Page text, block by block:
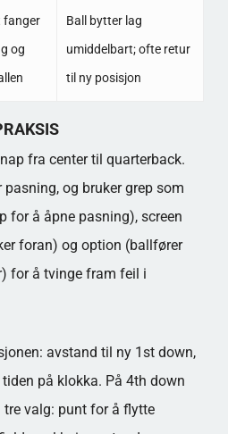
fanger
og
Ball bytter lag
umiddelbart; ofte retur
til ny posisjon
fra center til quarterback.
og bruker grep som
for å åpne pasning), screen
foran) og option (ballfører
for å tvinge fram feil i
avstand til ny 1st down,
på klokka. På 4th down
valg: punt for å flytte